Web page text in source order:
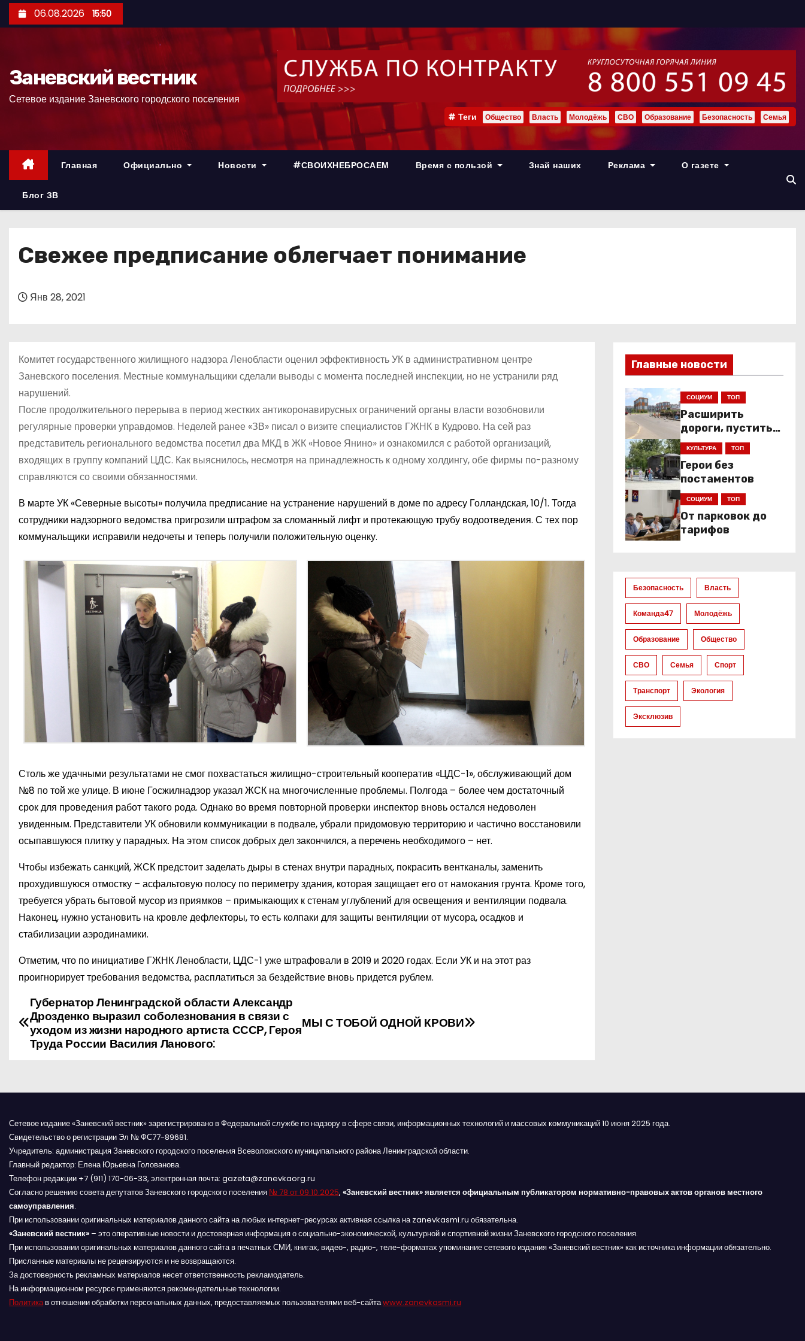
е
р
06.08.2026 15:50
Заневский вестник
Сетевое издание Заневского городского поселения
Теги Общество Власть Молодёжь СВО Образование Безопасность Семья
Главная Официально Новости #СВОИХНЕБРОСАЕМ Время с пользой Знай наших Реклама О газете
Блог ЗВ
Свежее предписание облегчает понимание
Янв 28, 2021
Комитет государственного жилищного надзора Ленобласти оценил эффективность УК в административном центре
Заневского поселения. Местные коммунальщики сделали выводы с момента последней инспекции, но не устранили ряд
нарушений.
После продолжительного перерыва в период жестких антикоронавирусных ограничений органы власти возобновили
регулярные проверки управдомов. Неделей ранее «ЗВ» писал о визите специалистов ГЖНК в Кудрово. На сей раз
представитель регионального ведомства посетил два МКД в ЖК «Новое Янино» и ознакомился с работой организаций,
входящих в группу компаний ЦДС. Как выяснилось, несмотря на принадлежность к одному холдингу, обе фирмы по-разному
справляются со своими обязанностями.
В марте УК «Северные высоты» получила предписание на устранение нарушений в доме по адресу Голландская, 10/1. Тогда
сотрудники надзорного ведомства пригрозили штрафом за сломанный лифт и протекающую трубу водоотведения. С тех пор
коммунальщики исправили недочеты и теперь получили положительную оценку.
Столь же удачными результатами не смог похвастаться жилищно-строительный кооператив «ЦДС-1», обслуживающий дом
№8 по той же улице. В июне Госжилнадзор указал ЖСК на многочисленные проблемы. Полгода – более чем достаточный
срок для проведения работ такого рода. Однако во время повторной проверки инспектор вновь остался недоволен
увиденным. Представители УК обновили коммуникации в подвале, убрали придомовую территорию и частично восстановили
осыпавшуюся плитку у парадных. На этом список добрых дел закончился, а перечень необходимого – нет.
Чтобы избежать санкций, ЖСК предстоит заделать дыры в стенах внутри парадных, покрасить вентканалы, заменить
прохудившуюся отмостку – асфальтовую полосу по периметру здания, которая защищает его от намокания грунта. Кроме того,
требуется убрать бытовой мусор из приямков – примыкающих к стенам углублений для освещения и вентиляции подвала.
Наконец, нужно установить на кровле дефлекторы, то есть колпаки для защиты вентиляции от мусора, осадков и
стабилизации аэродинамики.
Отметим, что по инициативе ГЖНК Ленобласти, ЦДС-1 уже штрафовали в 2019 и 2020 годах. Если УК и на этот раз
проигнорирует требования ведомства, расплатиться за бездействие вновь придется рублем.
Н
а
а
ц
и
я
п
о
з
а
МЫ С ТОБОЙ ОДНОЙ КРОВИ
Губернатор Ленинградской области Александр
Дрозденко выразил соболезнования в связи с
уходом из жизни народного артиста СССР, Героя
Труда России Василия Ланового:
Главные новости
СОЦИУМ ТОП
Расширить
дороги, пустить
низкопольники
КУЛЬТУРА ТОП
Герои без
постаментов
СОЦИУМ ТОП
От парковок до
тарифов
Безопасность Власть
Команда47 Молодёжь
Образование Общество
СВО Семья Спорт
Транспорт Экология
Эксклюзив
Сетевое издание «Заневский вестник» зарегистрировано в Федеральной службе по надзору в сфере связи, информационных технологий и массовых коммуникаций 10 июня 2025 года.
Свидетельство о регистрации Эл № ФС77-89681.
Учредитель: администрация Заневского городского поселения Всеволожского муниципального района Ленинградской области.
Главный редактор: Елена Юрьевна Голованова.
Телефон редакции +7 (911) 170-06-33, электронная почта: gazeta@zanevkaorg.ru
Согласно решению совета депутатов Заневского городского поселения № 78 от 09.10.2025, «Заневский вестник» является официальным публикатором нормативно-правовых актов органов местного
самоуправления.
При использовании оригинальных материалов данного сайта на любых интернет-ресурсах активная ссылка на zanevkasmi.ru обязательна.
«Заневский вестник» – это оперативные новости и достоверная информация о социально-экономической, культурной и спортивной жизни Заневского городского поселения.
При использовании оригинальных материалов данного сайта в печатных СМИ, книгах, видео-, радио-, теле-форматах упоминание сетевого издания «Заневский вестник» как источника информации обязательно.
Присланные материалы не рецензируются и не возвращаются.
За достоверность рекламных материалов несет ответственность рекламодатель.
На информационном ресурсе применяются рекомендательные технологии.
Политикав отношении обработки персональных данных, предоставляемых пользователями веб-сайтаwww.zanevkasmi.ru